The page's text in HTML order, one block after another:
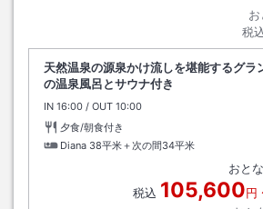
税
天然温泉の源泉かけ流しを堪能するグラ
の温泉風呂とサウナ付き
IN チェックイン
16:00 / OUT チェックアウト
10:00
夕食/朝食付き
Diana 38平米＋次の間34平米
おとな
税込 105,600円